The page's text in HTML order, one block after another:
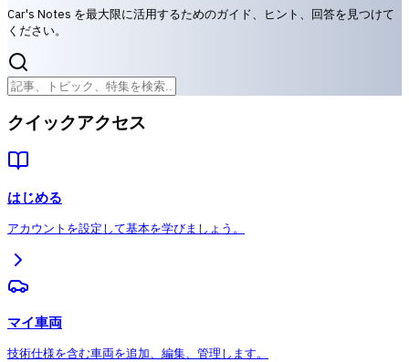
Car's Notes を最大限に活用するためのガイド、ヒント、回答を見つけて
ください。
クイックアクセス
はじめる
アカウントを設定して基本を学びましょう。
マイ車両
技術仕様を含む車両を追加、編集、管理します。